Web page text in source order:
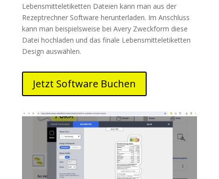
Lebensmitteletiketten Dateien kann man aus der
Rezeptrechner Software herunterladen. Im Anschluss
kann man beispielsweise bei Avery Zweckform diese
Datei hochladen und das finale Lebensmitteletiketten
Design auswählen.
Jetzt Software Buchen